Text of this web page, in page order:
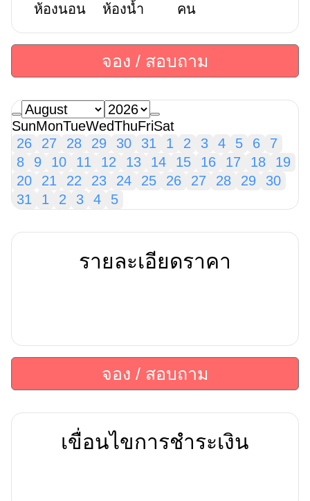
ห้องนอน ห้องน้ำ คน
จอง / สอบถาม
SunMonTueWedThuFriSat
26
27 28 29 30 31 1 2 3 4 5 6
7
8
9 10 11 12 13 14 15 16 17 18
19
20
21 22 23 24 25 26 27 28 29
30
31
1 2 3 4 5
รายละเอียดราคา
จอง / สอบถาม
เขื่อนไขการชำระเงิน